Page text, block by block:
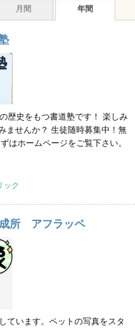
月間 年間
歴史をもつ書道塾です！ 楽しみ
ませんか？ 生徒随時募集中！無
はホームページをご覧下さい。
ック
成所 アフラッペ
ています。ペットの写真をスタ